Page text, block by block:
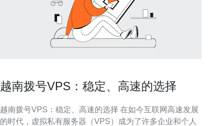
越南拨号VPS：稳定、高速的选择
越南拨号VPS：稳定、高速的选择 在如今互联网高速发展
的时代，虚拟私有服务器（VPS）成为了许多企业和个人